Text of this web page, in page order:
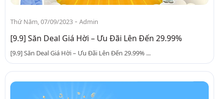
Thứ Năm, 07/09/2023 - Admin
[9.9] Săn Deal Giá Hời – Ưu Đãi Lên Đến 29.99%
[9.9] Săn Deal Giá Hời – Ưu Đãi Lên Đến 29.99% ...